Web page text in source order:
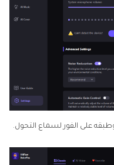
على الفور لسماع التحول.